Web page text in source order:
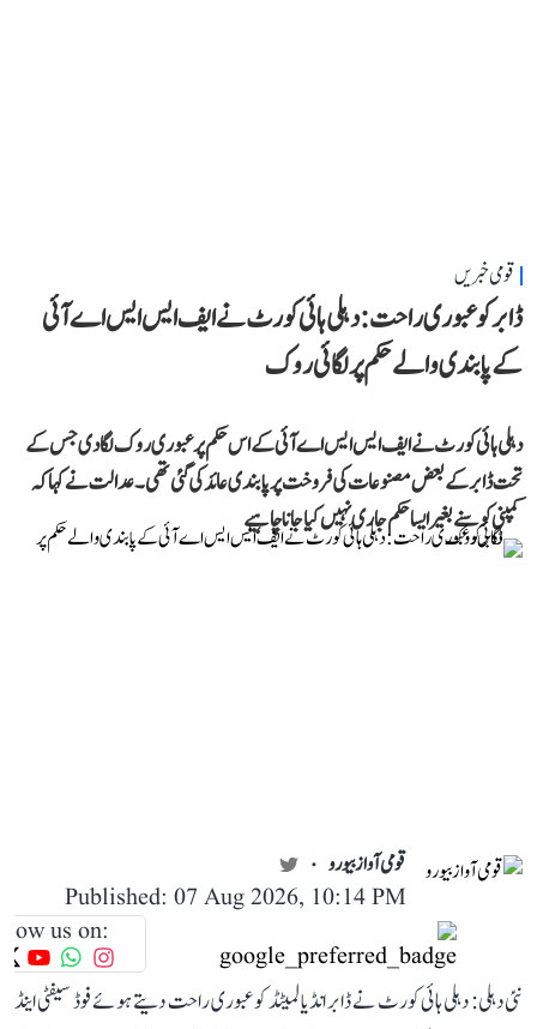
قومی خبریں
ڈابر کو عبوری راحت: دہلی ہائی کورٹ نے ایف ایس ایس اے آئی
کے پابندی والے حکم پر لگائی روک
دہلی ہائی کورٹ نے ایف ایس ایس اے آئی کے اس حکم پر عبوری روک لگا دی جس کے
تحت ڈابر کے بعض مصنوعات کی فروخت پر پابندی عائد کی گئی تھی۔ عدالت نے کہا کہ
کمپنی کو سنے بغیر ایسا حکم جاری نہیں کیا جانا چاہیے
قومی آواز بیورو
Published: 07 Aug 2026, 10:14 PM
us on:
نئی دہلی: دہلی ہائی کورٹ نے ڈابر انڈیا لمیٹڈ کو عبوری راحت دیتے ہوئے فوڈ سیفٹی اینڈ